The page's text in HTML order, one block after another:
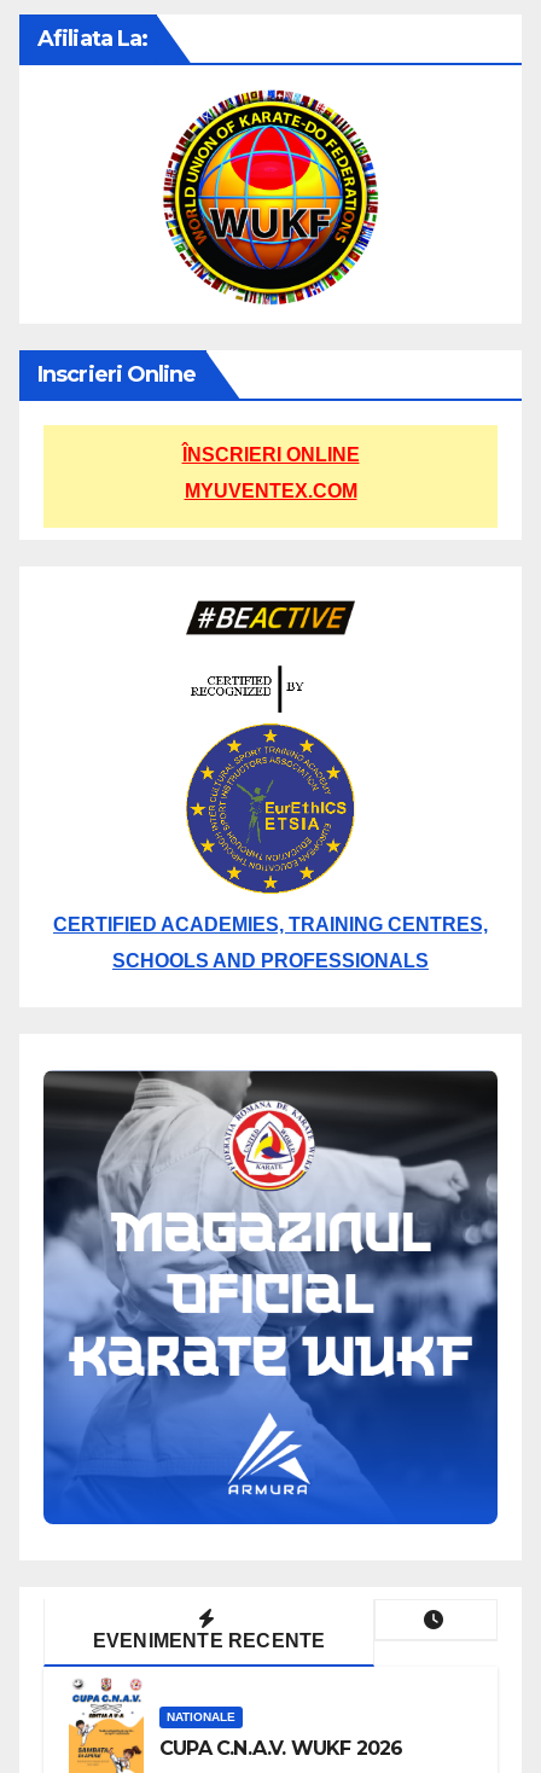
Afiliata La:
Inscrieri Online
ÎNSCRIERI ONLINE
MYUVENTEX.COM
CERTIFIED ACADEMIES, TRAINING CENTRES,
SCHOOLS AND PROFESSIONALS
EVENIMENTE RECENTE
NATIONALE
CUPA C.N.A.V. WUKF 2026